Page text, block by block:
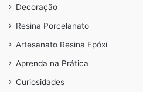
Decoração
Resina Porcelanato
Artesanato Resina Epóxi
Aprenda na Prática
Curiosidades